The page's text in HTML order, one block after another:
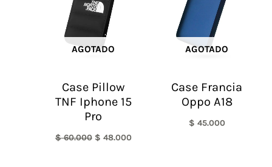
AGOTADO
Case Pillow
TNF Iphone 15
Pro
$60.000 $ 48.000
AGOTADO
Case Francia
Oppo A18
$ 45.000